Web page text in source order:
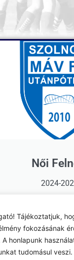
Tájékoztatjuk,
fokozásának
honlapunk
tudomásul
Női
2024-